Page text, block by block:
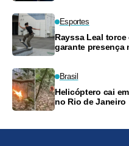
Esportes
Rayssa Leal
garante presença
Brasil
Helicóptero cai
no Rio de Janeiro